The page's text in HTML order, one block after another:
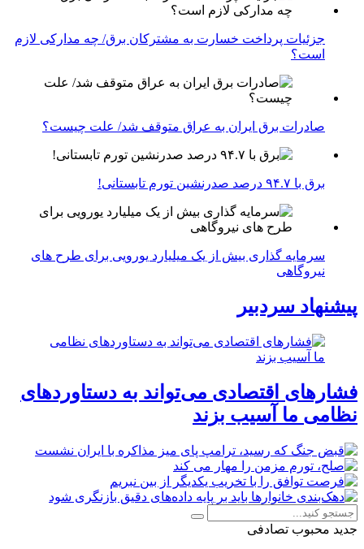
جزئیات پرداخت خسارت به مشترکان برق/ چه مدارکی لازم
است؟
صادرات برق ایران به عراق متوقف شد/ علت چیست؟
برق با ۹۴.۷ درصد صدرنشین تورم تابستانی!
سرمایه گذاری بیش از یک میلیارد یورویی برای طرح های
نیروگاهی
پیشنهاد سردبیر
فشارهای اقتصادی می‌تواند به دستاوردهای
نظامی ما آسیب بزند
جدید محبوب تصادفی